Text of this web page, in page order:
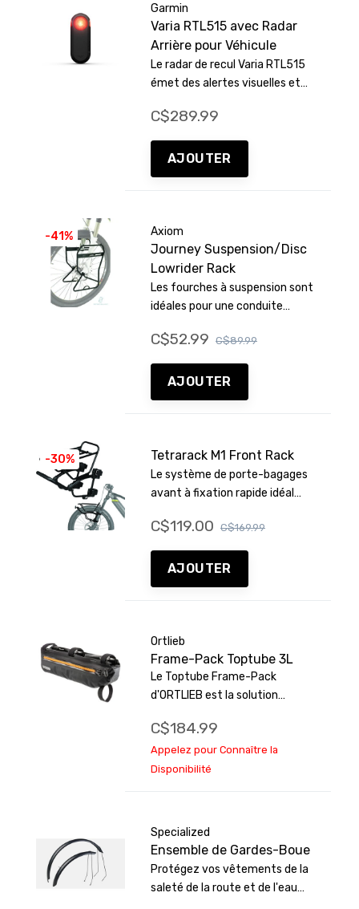
Garmin
Varia RTL515 avec Radar
Arrière pour Véhicule
Le radar de recul Varia RTL515
émet des alertes visuelles et
approchant par l'arrière jusqu'à
une distance de 153 yards (140
mètres).
C$289.99
AJOUTER
-41% Axiom
Journey Suspension/Disc
Lowrider Rack
Les fourches à suspension sont
idéales pour une conduite
fixer un porte-bagages. Notre
solution légère est compatible
avec une large gamme de
fourches à suspension, tout en
C$52.99 C$89.99
AJOUTER
-30% Tetrarack M1 Front Rack
Le système de porte-bagages
avant à fixation rapide idéal
suspension ou les fourches
rigides sans œillets de fixation
C$119.00 C$169.99
AJOUTER
Ortlieb
Frame-Pack Toptube 3L
Le Toptube Frame-Pack
d'ORTLIEB est la solution
veulent utiliser le triangle
principal de leur cadre comme
espace de rangement sans
C$184.99
Appelez pour Connaître la
Disponibilité
Specialized
Ensemble de Gardes-Boue
Protégez vos vêtements de la
saleté de la route et de l'eau